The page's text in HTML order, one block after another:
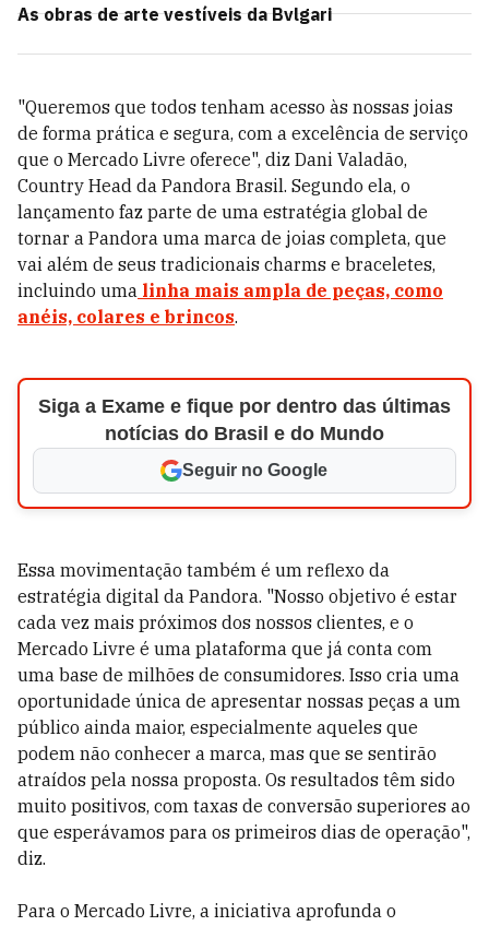
As obras de arte vestíveis da Bvlgari
"Queremos que todos tenham acesso às nossas joias
de forma prática e segura, com a excelência de serviço
que o Mercado Livre oferece", diz Dani Valadão,
Country Head da Pandora Brasil. Segundo ela, o
lançamento faz parte de uma estratégia global de
tornar a Pandora uma marca de joias completa, que
vai além de seus tradicionais charms e braceletes,
incluindo uma linha mais ampla de peças, como
anéis, colares e brincos.
Siga a Exame e fique por dentro das últimas
notícias do Brasil e do Mundo
Seguir no Google
Essa movimentação também é um reflexo da
estratégia digital da Pandora. "Nosso objetivo é estar
cada vez mais próximos dos nossos clientes, e o
Mercado Livre é uma plataforma que já conta com
uma base de milhões de consumidores. Isso cria uma
oportunidade única de apresentar nossas peças a um
público ainda maior, especialmente aqueles que
podem não conhecer a marca, mas que se sentirão
atraídos pela nossa proposta. Os resultados têm sido
muito positivos, com taxas de conversão superiores ao
que esperávamos para os primeiros dias de operação",
diz.
Para o Mercado Livre, a iniciativa aprofunda o